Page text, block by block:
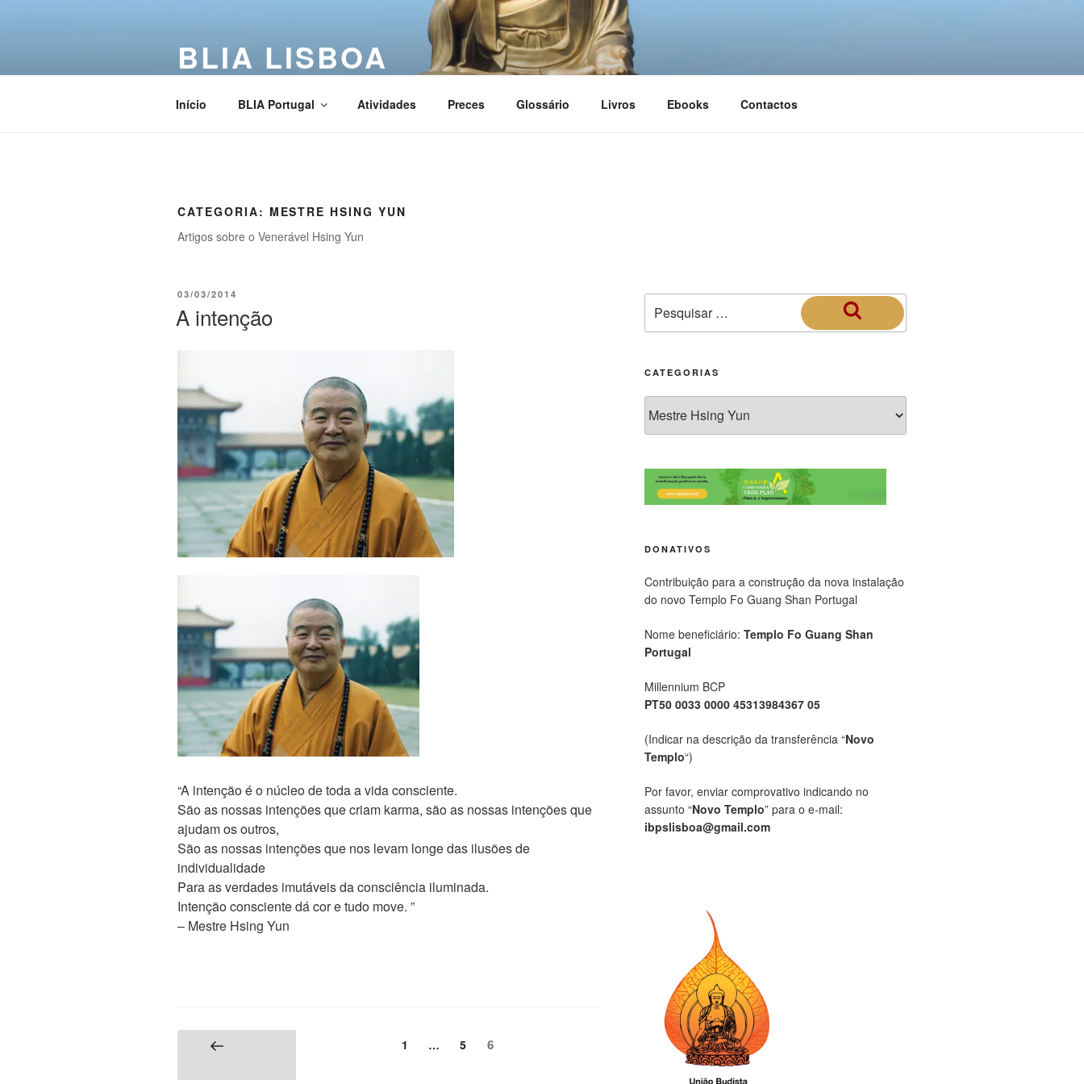
BLIA LISBOA
Início BLIA Portugal Atividades Preces Glossário Livros Ebooks Contactos
CATEGORIA: MESTRE HSING YUN
Artigos sobre o Venerável Hsing Yun
03/03/2014
A intenção
“A intenção é o núcleo de toda a vida consciente.
São as nossas intenções que criam karma, são as nossas intenções que
ajudam os outros,
São as nossas intenções que nos levam longe das ilusões de
individualidade
Para as verdades imutáveis ​​da consciência iluminada.
Intenção consciente dá cor e tudo move. ”
– Mestre Hsing Yun
1 … 5 6
CATEGORIAS
DONATIVOS
Contribuição para a construção da nova instalação
do novo Templo Fo Guang Shan Portugal
Nome beneficiário: Templo Fo Guang Shan
Portugal
Millennium BCP
PT50 0033 0000 45313984367 05
(Indicar na descrição da transferência “Novo
Templo“)
Por favor, enviar comprovativo indicando no
assunto “Novo Templo” para o e-mail:
ibpslisboa@gmail.com